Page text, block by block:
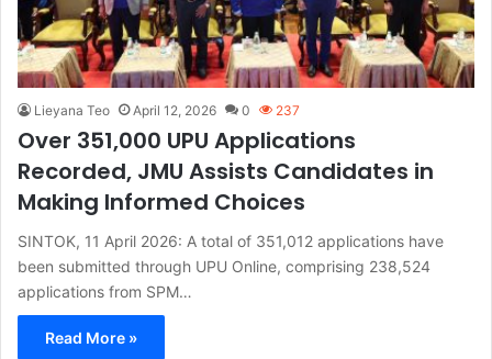
Lieyana Teo April 12, 2026 0 237
Over 351,000 UPU Applications
Recorded, JMU Assists Candidates in
Making Informed Choices
SINTOK, 11 April 2026: A total of 351,012 applications have
been submitted through UPU Online, comprising 238,524
applications from SPM…
Read More »